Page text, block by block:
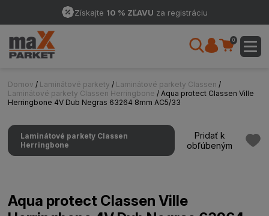
Získajte 10 % ZĽAVU za registráciu
0
Domov / Laminátové parkety / Laminátové parkety Classen /
Laminátové parkety Classen Herringbone / Aqua protect Classen Ville
Herringbone 4V Dub Negras 63264 8mm AC5/33
Laminátové parkety Classen
Herringbone
Pridať k
obľúbeným
Aqua protect Classen Ville